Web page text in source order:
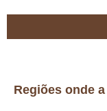
Regiões onde